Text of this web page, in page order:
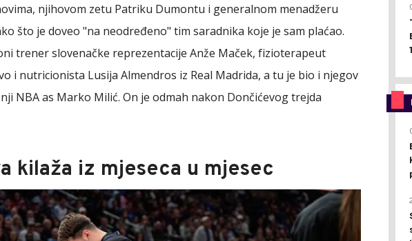
njihovom zetu Patriku Dumontu i generalnom menadžeru
što je doveo "na neodređeno" tim saradnika koje je sam plaćao.
trener slovenačke reprezentacije Anže Maček, fizioterapeut
i nutricionista Lusija Almendros iz Real Madrida, a tu je bio i njegov
NBA as Marko Milić. On je odmah nakon Dončićevog trejda
kilaža iz mjeseca u mjesec